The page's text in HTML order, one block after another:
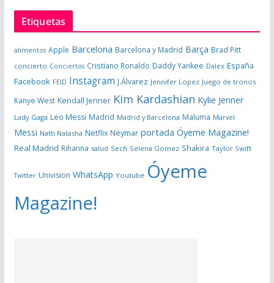
Etiquetas
alimentos Apple Barcelona Barcelona y Madrid Barça Brad Pitt
concierto Conciertos Cristiano Ronaldo Daddy Yankee Dalex España
Facebook FEID Instagram J.Álvarez Jennifer Lopez Juego de tronos
Kanye West Kendall Jenner Kim Kardashian Kylie Jenner
Lady Gaga Leo Messi Madrid Madrid y Barcelona Maluma Marvel
Messi Natti Natasha Netflix Neymar portada Óyeme Magazine!
Real Madrid Rihanna salud Sech Selena Gomez Shakira Taylor Swift
Twitter Univision WhatsApp Youtube Óyeme
Magazine!